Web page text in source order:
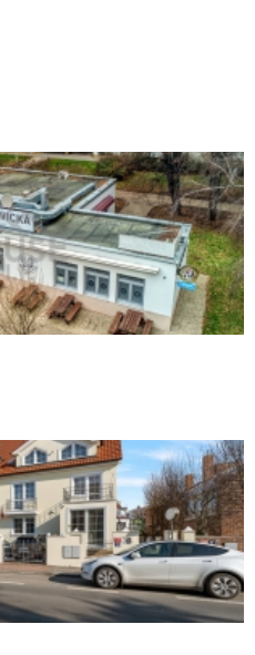
м2